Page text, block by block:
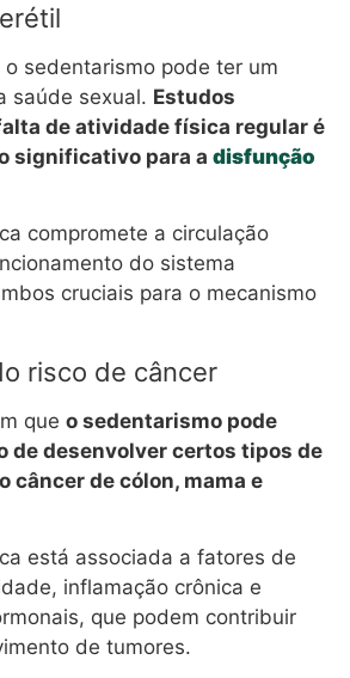
o sedentarismo pode ter um
saúde sexual. Estudos
de atividade física regular é
significativo para a disfunção
compromete a circulação
do sistema
cruciais para o mecanismo
risco de câncer
que o sedentarismo pode
de desenvolver certos tipos de
câncer de cólon, mama e
está associada a fatores de
inflamação crônica e
que podem contribuir
de tumores.